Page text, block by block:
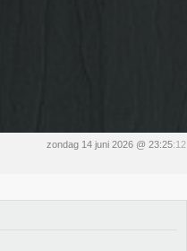
zondag 14 juni 2026 @ 23:25:12